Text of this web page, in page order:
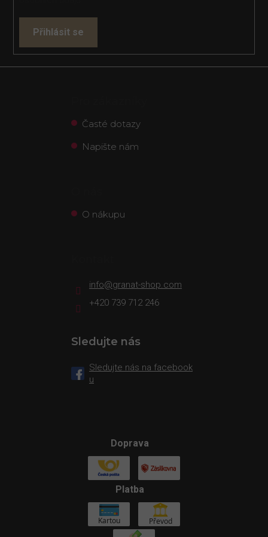
Přihlásit se
Časté dotazy
Napište nám
O nákupu
info@granat-shop.com
+420 739 712 246
Sledujte nás
Sledujte nás na facebook
u
Doprava
Platba